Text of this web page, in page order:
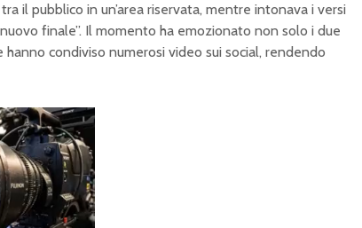
il pubblico in un’area riservata, mentre intonava i versi
finale”. Il momento ha emozionato non solo i due
condiviso numerosi video sui social, rendendo